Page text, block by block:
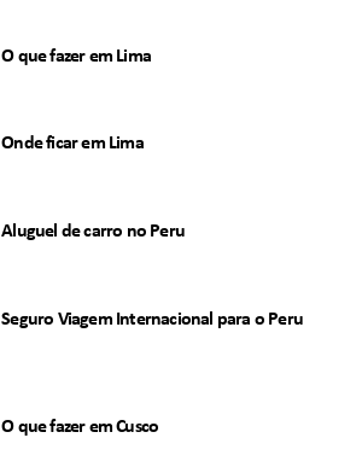
O que fazer em Lima
Onde ficar em Lima
Aluguel de carro no Peru
Seguro Viagem Internacional para o Peru
O que fazer em Cusco